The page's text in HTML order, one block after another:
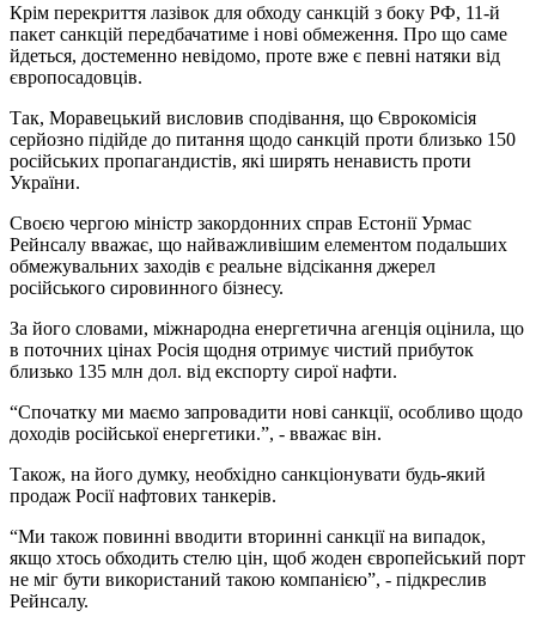
Крім перекриття лазівок для обходу санкцій з боку РФ, 11-й
пакет санкцій передбачатиме і нові обмеження. Про що саме
йдеться, достеменно невідомо, проте вже є певні натяки від
європосадовців.
Так, Моравецький висловив сподівання, що Єврокомісія
серйозно підійде до питання щодо санкцій проти близько 150
російських пропагандистів, які ширять ненависть проти
України.
Своєю чергою міністр закордонних справ Естонії Урмас
Рейнсалу вважає, що найважливішим елементом подальших
обмежувальних заходів є реальне відсікання джерел
російського сировинного бізнесу.
За його словами, міжнародна енергетична агенція оцінила, що
в поточних цінах Росія щодня отримує чистий прибуток
близько 135 млн дол. від експорту сирої нафти.
“Спочатку ми маємо запровадити нові санкції, особливо щодо
доходів російської енергетики.”, - вважає він.
Також, на його думку, необхідно санкціонувати будь-який
продаж Росії нафтових танкерів.
“Ми також повинні вводити вторинні санкції на випадок,
якщо хтось обходить стелю цін, щоб жоден європейський порт
не міг бути використаний такою компанією”, - підкреслив
Рейнсалу.